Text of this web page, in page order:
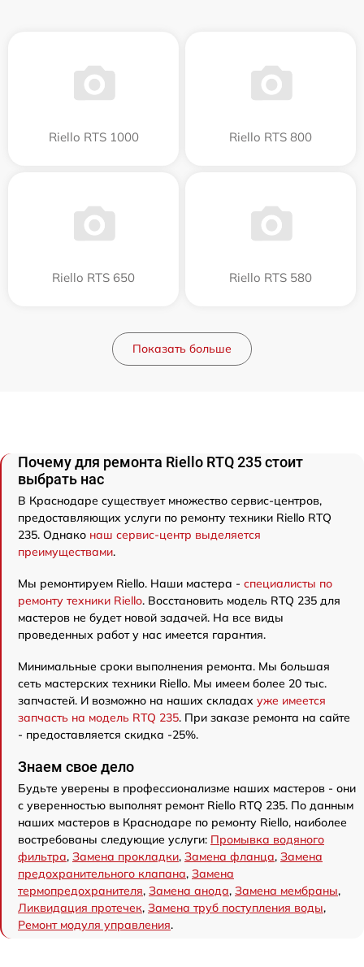
Riello RTS 1000 Riello RTS 800
Riello RTS 650 Riello RTS 580
Показать больше
Почему для ремонта Riello RTQ 235 стоит
выбрать нас
В Краснодаре существует множество сервис-центров,
предоставляющих услуги по ремонту техники Riello RTQ
235. Однако наш сервис-центр выделяется
преимуществами.
Мы ремонтируем Riello. Наши мастера - специалисты по
ремонту техники Riello. Восстановить модель RTQ 235 для
мастеров не будет новой задачей. На все виды
проведенных работ у нас имеется гарантия.
Минимальные сроки выполнения ремонта. Мы большая
сеть мастерских техники Riello. Мы имеем более 20 тыс.
запчастей. И возможно на наших складах уже имеется
запчасть на модель RTQ 235. При заказе ремонта на сайте
- предоставляется скидка -25%.
Знаем свое дело
Будьте уверены в профессионализме наших мастеров - они
с уверенностью выполнят ремонт Riello RTQ 235. По данным
наших мастеров в Краснодаре по ремонту Riello, наиболее
востребованы следующие услуги: Промывка водяного
фильтра, Замена прокладки, Замена фланца, Замена
предохранительного клапана, Замена
термопредохранителя, Замена анода, Замена мембраны,
Ликвидация протечек, Замена труб поступления воды,
Ремонт модуля управления.